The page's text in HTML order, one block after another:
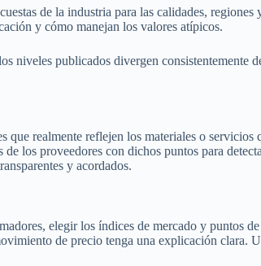
de la industria para las calidades,
y cómo manejan los valores atípicos.
niveles publicados divergen consistentemente
que realmente reflejen los materiales o
los proveedores con dichos puntos para
y acordados.
elegir los índices de mercado y puntos
de precio tenga una explicación clara.